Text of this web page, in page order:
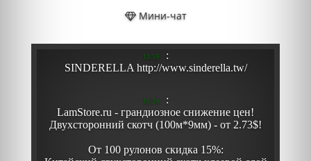
Мини-чат